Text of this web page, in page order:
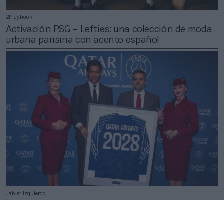
2Playbook
Activación PSG – Lefties: una colección de moda
urbana parisina con acento español
Jabier Izquierdo